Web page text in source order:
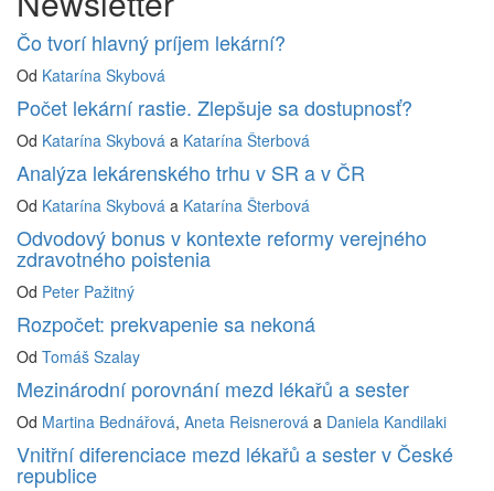
Čo tvorí hlavný príjem lekární?
Od Katarína Skybová
Počet lekární rastie. Zlepšuje sa dostupnosť?
Od Katarína Skybová a Katarína Šterbová
Analýza lekárenského trhu v SR a v ČR
Od Katarína Skybová a Katarína Šterbová
Odvodový bonus v kontexte reformy verejného
zdravotného poistenia
Od Peter Pažitný
Rozpočet: prekvapenie sa nekoná
Od Tomáš Szalay
Mezinárodní porovnání mezd lékařů a sester
Od Martina Bednářová, Aneta Reisnerová a Daniela Kandilaki
Vnitřní diferenciace mezd lékařů a sester v České
republice